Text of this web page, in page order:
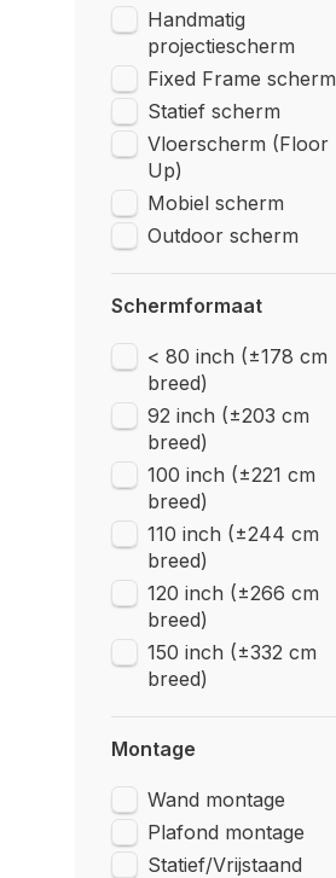
Handmatig
projectiescherm
Fixed Frame scherm
Statief scherm
Vloerscherm (Floor
Up)
Mobiel scherm
Outdoor scherm
Schermformaat
< 80 inch (±178 cm
breed)
92 inch (±203 cm
breed)
100 inch (±221 cm
breed)
110 inch (±244 cm
breed)
120 inch (±266 cm
breed)
150 inch (±332 cm
breed)
Montage
Wand montage
Plafond montage
Statief/Vrijstaand